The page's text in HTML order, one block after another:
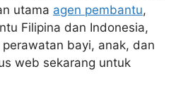
utama agen pembantu,
Filipina dan Indonesia,
bayi, anak, dan
web sekarang untuk